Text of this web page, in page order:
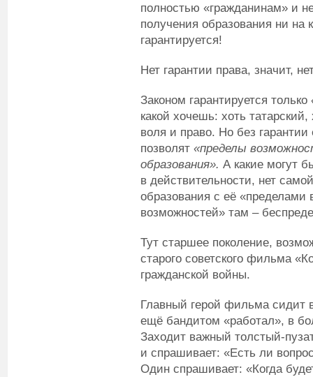
полностью «гражданинам» и
получения образования ни на
гарантируется!
Нет гарантии права, значит,
Законом гарантируется только
какой хочешь: хоть
воля и право. Но без
позволят «пределы
образования». А какие могут
в действительности, нет
образования с её «пределами
возможностей» там –
Тут старшее поколение,
старого советского фильма
гражданской войны.
Главный герой фильма сидит
ещё бандитом «работал», в
Заходит важный толстый-
и спрашивает: «Есть ли
Один спрашивает: «Когда